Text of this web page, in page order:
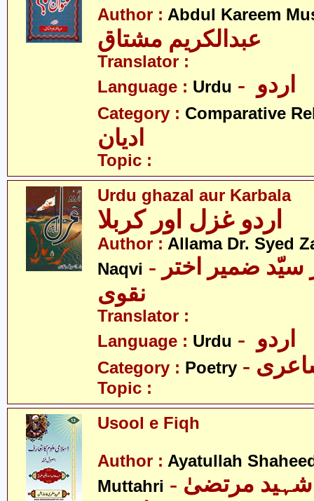
Author : Abdul Kareem
عبدالکریم مشتاق
Translator :
Language : Urdu
Category : Comparative
ادیان
Topic :
Urdu ghazal aur Karbala
اردو غزل اور کربلا
Author : Allama Dr. Syed
Naqvi - علامہ ڈاکٹر سیّد ضمیر اختر
نقوی
Translator :
Language : Urdu
Category : Poetry
Topic :
Usool e Fiqh
Author : Ayatullah
Muttahri - آیت اللہ شہید مرتضیٰ